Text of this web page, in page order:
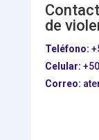
de
Teléfono:
Celular:
Correo: